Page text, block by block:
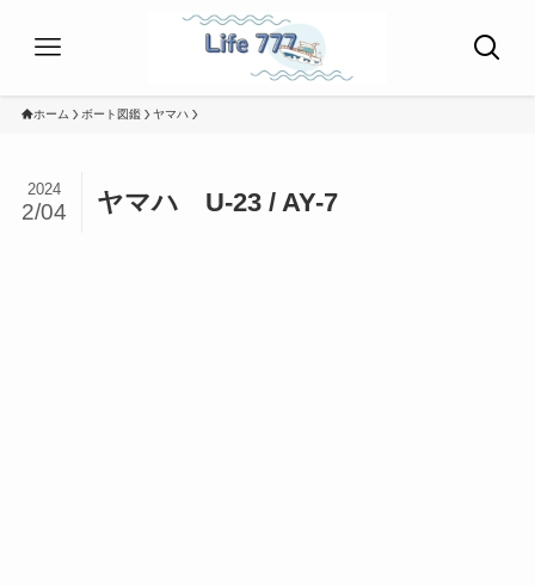
ホーム ボート図鑑 ヤマハ
ヤマハ U-23 / AY-7
2024
2/04